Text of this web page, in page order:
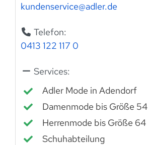
kundenservice@adler.de
Telefon:
0413 122 117 0
Services:
Adler Mode in Adendorf
Damenmode bis Größe 54
Herrenmode bis Größe 64
Schuhabteilung